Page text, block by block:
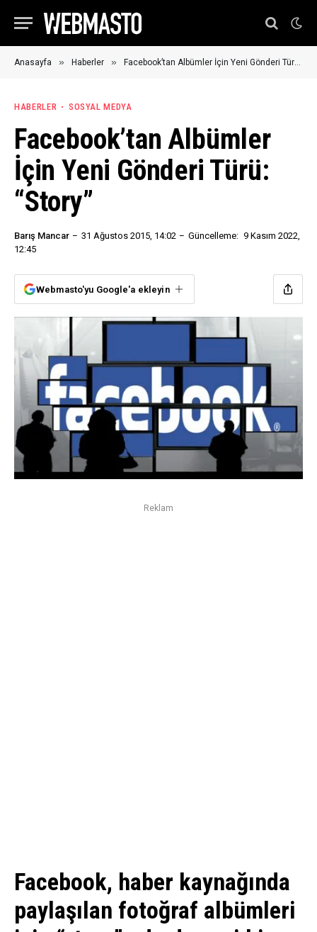
Anasayfa » Haberler » Facebook’tan Albümler İçin Yeni Gönderi Türü: “Story”
HABERLER SOSYAL MEDYA
Facebook’tan Albümler
İçin Yeni Gönderi Türü:
“Story”
Barış Mancar 31 Ağustos 2015, 14:02 Güncelleme: 9 Kasım 2022,
12:45
Webmasto'yu Google'a ekleyin
Reklam
Facebook, haber kaynağında
paylaşılan fotoğraf albümleri